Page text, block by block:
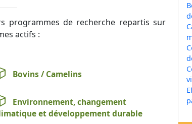
programmes de recherche repartis sur
actifs :
Bovins / Camelins
Environnement, changement
et développement durable